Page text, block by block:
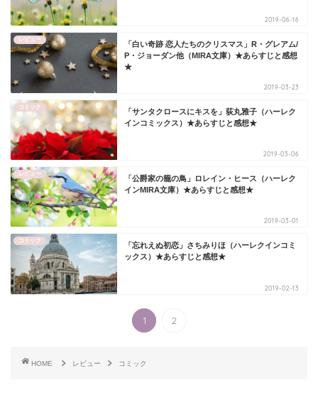
2019-06-16
レビュー
「白い奇跡 恋人たちのクリスマス」R・グレアム/
P・ジョーダン他（MIRA文庫）★あらすじと感想
★
2019-03-23
コミック
「サンタクロースにキスを」荻丸雅子（ハーレク
インコミックス）★あらすじと感想★
2019-03-06
レビュー
「公爵家の籠の鳥」ロレイン・ヒース（ハーレク
インMIRA文庫）★あらすじと感想★
2019-03-01
コミック
「忘れえぬ初恋」さちみりほ（ハーレクインコミ
ックス）★あらすじと感想★
2019-02-13
1 2
HOME レビュー コミック